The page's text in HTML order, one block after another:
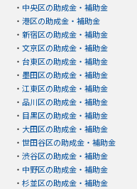
・ 中央区の助成金・補助金
・ 港区の助成金・補助金
・ 新宿区の助成金・補助金
・ 文京区の助成金・補助金
・ 台東区の助成金・補助金
・ 墨田区の助成金・補助金
・ 江東区の助成金・補助金
・ 品川区の助成金・補助金
・ 目黒区の助成金・補助金
・ 大田区の助成金・補助金
・ 世田谷区の助成金・補助金
・ 渋谷区の助成金・補助金
・ 中野区の助成金・補助金
・ 杉並区の助成金・補助金